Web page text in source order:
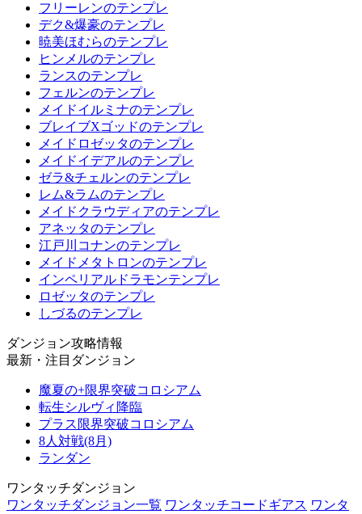
フリーレンのテンプレ
デク&爆豪のテンプレ
暁美ほむらのテンプレ
ヒンメルのテンプレ
ランスのテンプレ
フェルンのテンプレ
メイドイルミナのテンプレ
ブレイブXゴッドのテンプレ
メイドロゼッタのテンプレ
メイドイデアルのテンプレ
ゼラ&チェルンのテンプレ
レム&ラムのテンプレ
メイドクラウディアのテンプレ
アネッタのテンプレ
江戸川コナンのテンプレ
メイドメタトロンのテンプレ
インペリアルドラモンテンプレ
ロゼッタのテンプレ
しづるのテンプレ
ダンジョン攻略情報
最新・注目ダンジョン
魔夏の+限界突破コロシアム
転生シルヴィ降臨
プラス限界突破コロシアム
8人対戦(8月)
ランダン
ワンタッチダンジョン
ワンタッチダンジョン一覧 ワンタッチコードギアス ワンタ